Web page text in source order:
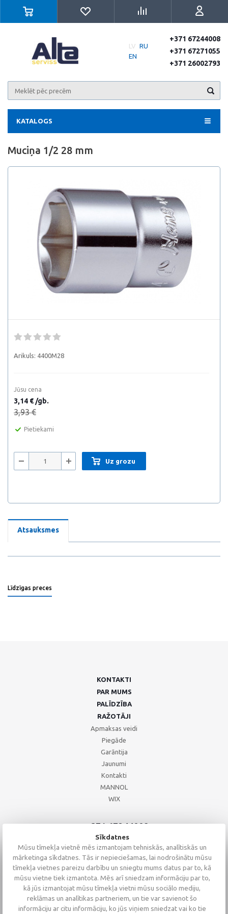
LV RU
EN
+371 67244008
+371 67271055
+371 26002793
KATALOGS
Muciņa 1/2 28 mm
Arikuls: 4400M28
Jūsu cena
3,14 € /gb.
3,93 €
Pietiekami
Uz grozu
Atsauksmes
Līdzīgas preces
KONTAKTI
PAR MUMS
PALĪDZĪBA
RAŽOTĀJI
Apmaksas veidi
Piegāde
Garāntija
Jaunumi
Kontakti
MANNOL
WIX
+371 67244008
+371 67271055
+371 26002793
Sīkdatnes
Mūsu tīmekļa vietnē mēs izmantojam tehniskās, analītiskās un
mārketinga sīkdatnes. Tās ir nepieciešamas, lai nodrošinātu mūsu
tīmekļa vietnes pareizu darbību un sniegtu mums datus par to, kā
mūsu vietne tiek izmantota. Mēs arī sniedzam informāciju par to,
kā jūs izmantojat mūsu tīmekļa vietni mūsu sociālo mediju,
reklāmas un analītikas partneriem, un tie var savienot šo
informāciju ar citu informāciju, ko jūs viņiem sniedzat vai ko tie